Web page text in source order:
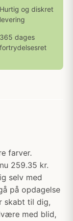
Hurtig og diskret
levering
365 dages
fortrydelsesret
farver.
259.35 kr.
selv med
på opdagelse
skabt til dig,
med blid,